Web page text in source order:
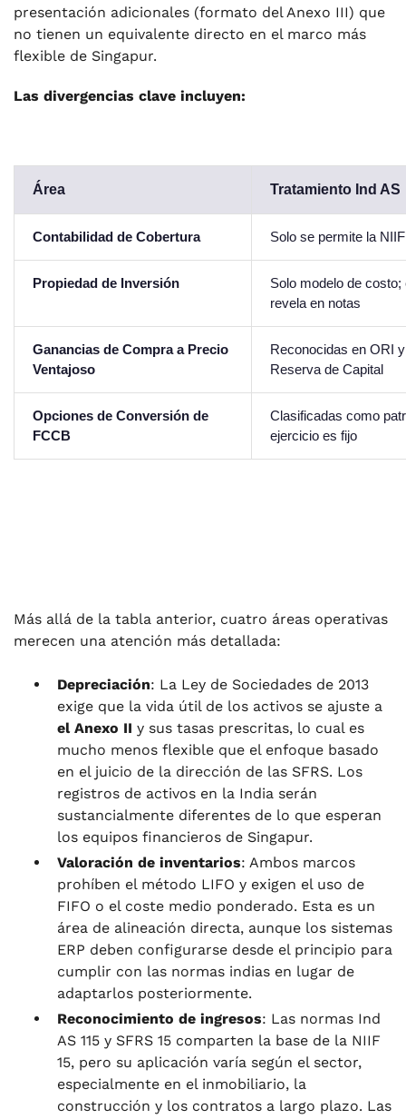
presentación adicionales (formato del Anexo III) que
no tienen un equivalente directo en el marco más
flexible de Singapur.
Las divergencias clave incluyen:
Área Tratamiento Ind AS
Contabilidad de Cobertura Solo se permite la
Propiedad de Inversión
Solo modelo de
revela en notas
Ganancias de Compra a Precio
Ventajoso
Reconocidas en ORI
Reserva de Capital
Opciones de Conversión de
FCCB
Clasificadas como
ejercicio es fijo
Más allá de la tabla anterior, cuatro áreas operativas
merecen una atención más detallada:
Depreciación: La Ley de Sociedades de 2013
exige que la vida útil de los activos se ajuste a
el Anexo II y sus tasas prescritas, lo cual es
mucho menos flexible que el enfoque basado
en el juicio de la dirección de las SFRS. Los
registros de activos en la India serán
sustancialmente diferentes de lo que esperan
los equipos financieros de Singapur.
Valoración de inventarios: Ambos marcos
prohíben el método LIFO y exigen el uso de
FIFO o el coste medio ponderado. Esta es un
área de alineación directa, aunque los sistemas
ERP deben configurarse desde el principio para
cumplir con las normas indias en lugar de
adaptarlos posteriormente.
Reconocimiento de ingresos: Las normas Ind
AS 115 y SFRS 15 comparten la base de la NIIF
15, pero su aplicación varía según el sector,
especialmente en el inmobiliario, la
construcción y los contratos a largo plazo. Las